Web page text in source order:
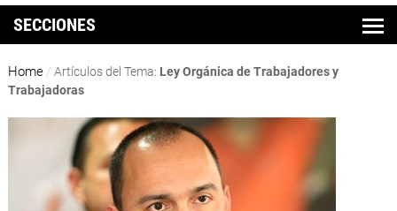
SECCIONES
Home / Artículos del Tema: Ley Orgánica de Trabajadores y
Trabajadoras